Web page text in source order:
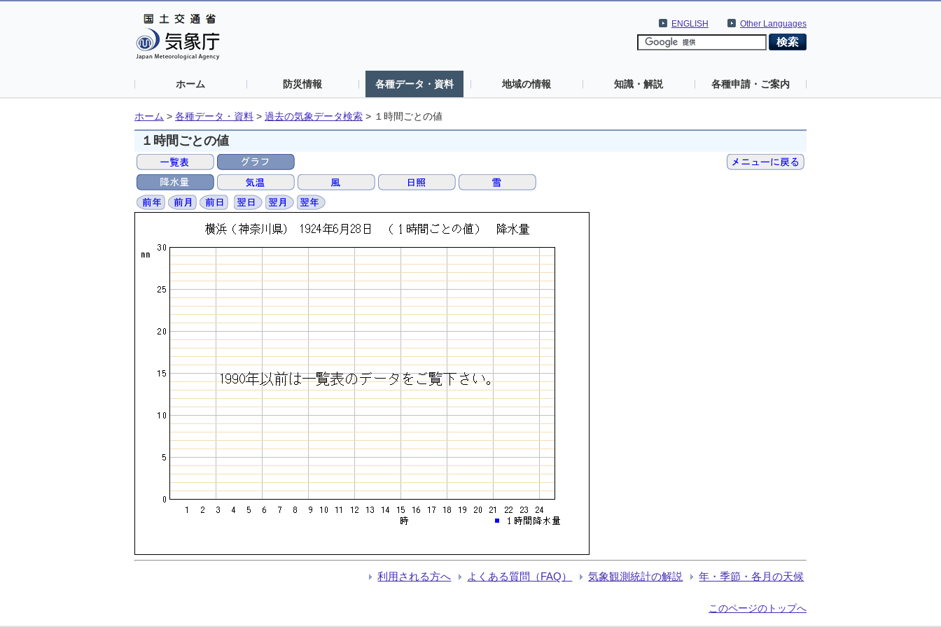
Other Languages
ENGLISH
ホーム 防災情報 各種データ・資料 地域の情報 知識・解説 各種申請・ご案内
ホーム > 各種データ・資料 > 過去の気象データ検索 > １時間ごとの値
１時間ごとの値
利用される方へ よくある質問（FAQ） 気象観測統計の解説 年・季節・各月の天候
このページのトップへ